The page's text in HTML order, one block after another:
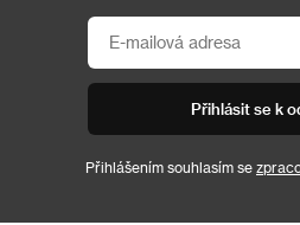
Přihlásit se k
Přihlášením souhlasím se